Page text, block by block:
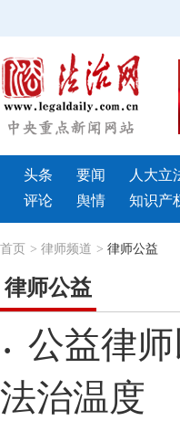
头条 要闻 人大立
评论
舆情 知识产
首页 > 律师频道 > 律师公益
律师公益
· 公益律
法治温度